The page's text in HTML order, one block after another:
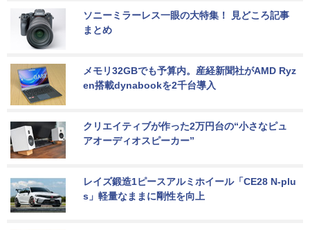
ソニーミラーレス一眼の大特集！ 見どころ記事
まとめ
メモリ32GBでも予算内。産経新聞社がAMD Ryz
en搭載dynabookを2千台導入
クリエイティブが作った2万円台の“小さなピュ
アオーディオスピーカー”
レイズ鍛造1ピースアルミホイール「CE28 N-plu
s」軽量なままに剛性を向上